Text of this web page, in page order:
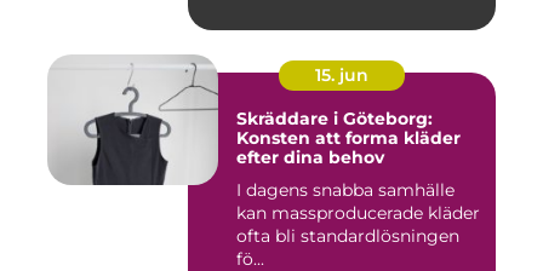
15. jun
Skräddare i Göteborg:
Konsten att forma kläder
efter dina behov
I dagens snabba samhälle
kan massproducerade kläder
ofta bli standardlösningen
fö...